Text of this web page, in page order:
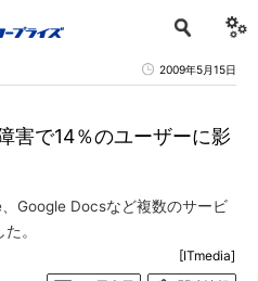
2009年5月15日
害で14％のユーザーに影
Google Docsなど複数のサービ
。
[ITmedia]